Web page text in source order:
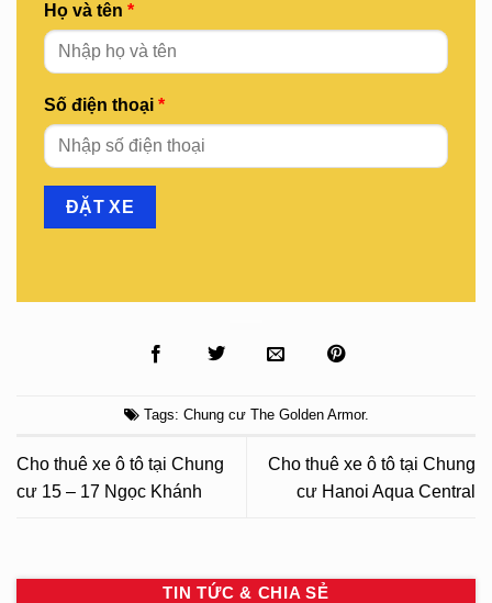
Họ và tên *
Số điện thoại *
Tags: Chung cư The Golden Armor.
Cho thuê xe ô tô tại Chung
cư 15 – 17 Ngọc Khánh
Cho thuê xe ô tô tại Chung
cư Hanoi Aqua Central
TIN TỨC & CHIA SẺ